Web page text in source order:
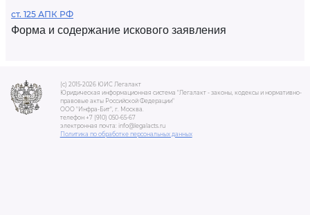
ст. 125 АПК РФ
Форма и содержание искового заявления
(c) 2015-2026 ЮИС Легалакт
Юридическая информационная система "Легалакт - законы, кодексы и нормативно-
правовые акты Российской Федерации"
ООО "Инфра-Бит", г. Москва.
телефон +7 (910) 050-65-67
электронная почта: info@legalacts.ru
Политика по обработке персональных данных